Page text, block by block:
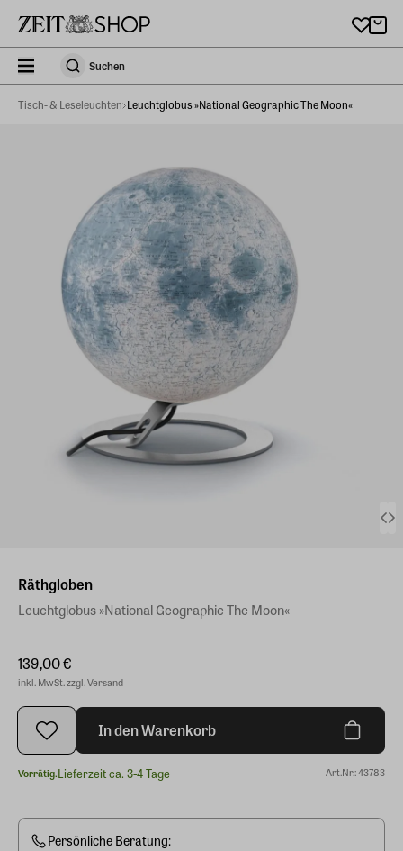
zeit_storefront.components.search.collapsed
SuchenSuchen
Tisch- & Leseleuchten Leuchtglobus »National Geographic The Moon«
Räthgloben
Leuchtglobus »National Geographic The Moon«
139,00 €
inkl. MwSt. zzgl. Versand
In den Warenkorb
Vorrätig.Lieferzeit ca. 3-4 Tage Art.Nr.: 43783
Persönliche Beratung: